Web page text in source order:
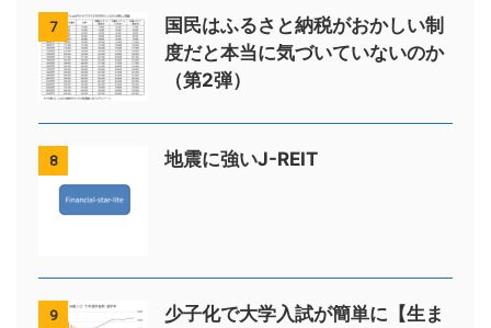
7
国民はふるさと納税がおかしい制
度だと本当に気づいていないのか
（第2弾）
8 地震に強いJ-REIT
9
少子化で大学入試が簡単に【生ま